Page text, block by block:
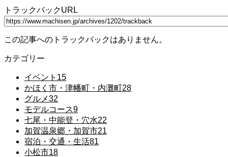
トラックバックURL
この記事へのトラックバックはありません。
カテゴリー
イベント 15
かほく市・津幡町・内灘町28
グルメ32
モデルコース9
七尾・中能登・穴水22
加賀温泉郷・加賀市21
宿泊・交通・生活81
小松市18